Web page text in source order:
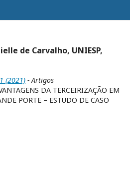
de Carvalho, UNIESP,
(2021) - Artigos
DA TERCEIRIZAÇÃO EM
PORTE – ESTUDO DE CASO